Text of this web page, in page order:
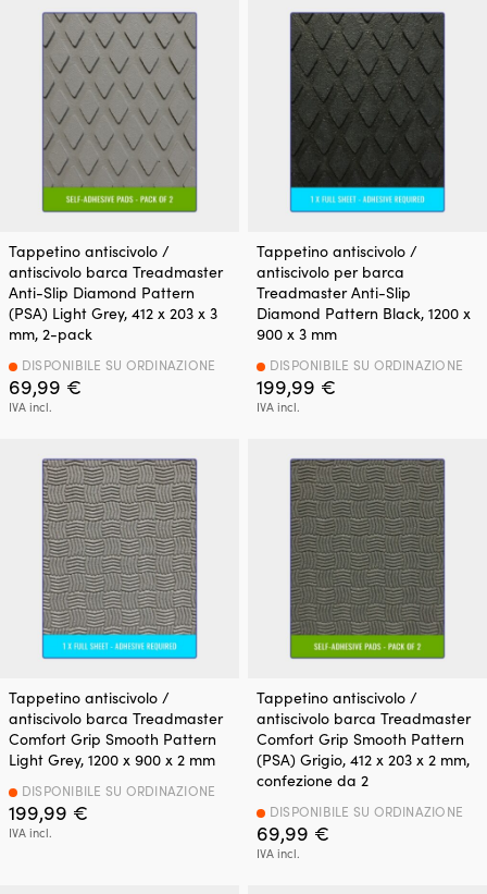
Tappetino antiscivolo /
antiscivolo barca Treadmaster
Anti-Slip Diamond Pattern
(PSA) Light Grey, 412 x 203 x 3
mm, 2-pack
69,99 €
IVA incl.
DISPONIBILE SU ORDINAZIONE
Tappetino antiscivolo /
antiscivolo per barca
Treadmaster Anti-Slip
Diamond Pattern Black, 1200 x
900 x 3 mm
199,99 €
IVA incl.
DISPONIBILE SU ORDINAZIONE
Tappetino antiscivolo /
antiscivolo barca Treadmaster
Comfort Grip Smooth Pattern
Light Grey, 1200 x 900 x 2 mm
199,99 €
IVA incl.
DISPONIBILE SU ORDINAZIONE
Tappetino antiscivolo /
antiscivolo barca Treadmaster
Comfort Grip Smooth Pattern
(PSA) Grigio, 412 x 203 x 2 mm,
confezione da 2
69,99 €
IVA incl.
DISPONIBILE SU ORDINAZIONE